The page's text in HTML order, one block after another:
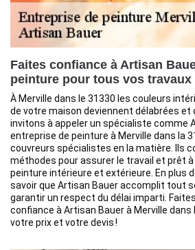
Faites confiance à Artisan
peinture pour tous vos
À Merville dans le 31330 les couleurs
de votre maison deviennent délabrées et
invitons à appeler un spécialiste comme
entreprise de peinture à Merville dans la
couvreurs spécialistes en la matière. Ils
méthodes pour assurer le travail et prêt
peinture intérieure et extérieure. En plus
savoir que Artisan Bauer accomplit tout
garantir un respect du délai imparti.
confiance à Artisan Bauer à Merville
votre prix et votre devis !